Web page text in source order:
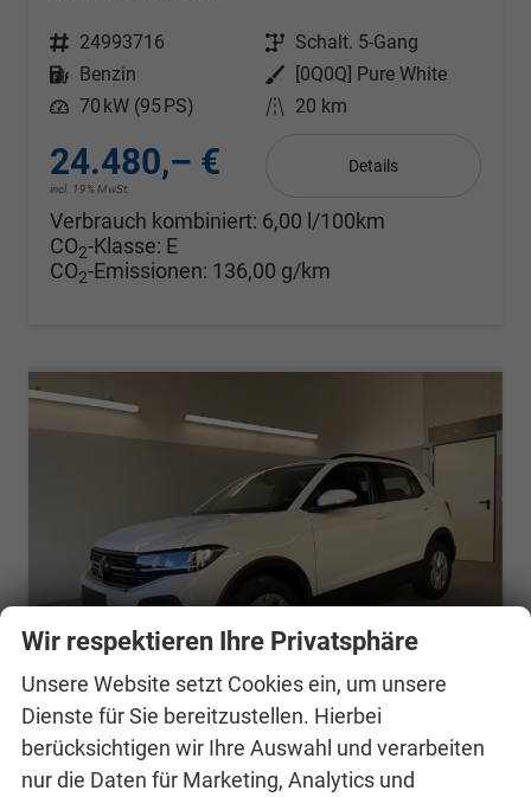
Fahrzeugnr. 24993716 Getriebe Schalt. 5-Gang
Kraftstoff
Benzin Außenfarbe
[0Q0Q] Pure White
Leistung 70 kW (95 PS) Kilometerstand 20 km
24.480,– €
incl. 19% MwSt.
Details
Verbrauch kombiniert: 6,00 l/100km
CO2-Klasse: E
CO2-Emissionen: 136,00 g/km
Volkswagen T-Cross
Wir respektieren Ihre Privatsphäre
Unsere Website setzt Cookies ein, um unsere
Dienste für Sie bereitzustellen. Hierbei
berücksichtigen wir Ihre Auswahl und verarbeiten
nur die Daten für Marketing, Analytics und